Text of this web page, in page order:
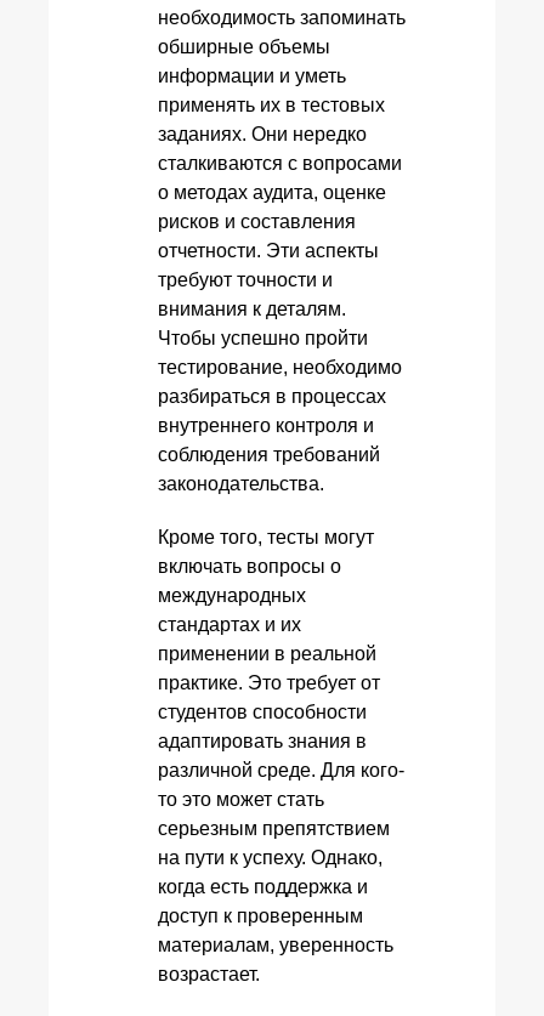
необходимость запоминать
обширные объемы
информации и уметь
применять их в тестовых
заданиях. Они нередко
сталкиваются с вопросами
о методах аудита, оценке
рисков и составления
отчетности. Эти аспекты
требуют точности и
внимания к деталям.
Чтобы успешно пройти
тестирование, необходимо
разбираться в процессах
внутреннего контроля и
соблюдения требований
законодательства.
Кроме того, тесты могут
включать вопросы о
международных
стандартах и их
применении в реальной
практике. Это требует от
студентов способности
адаптировать знания в
различной среде. Для кого-
то это может стать
серьезным препятствием
на пути к успеху. Однако,
когда есть поддержка и
доступ к проверенным
материалам, уверенность
возрастает.